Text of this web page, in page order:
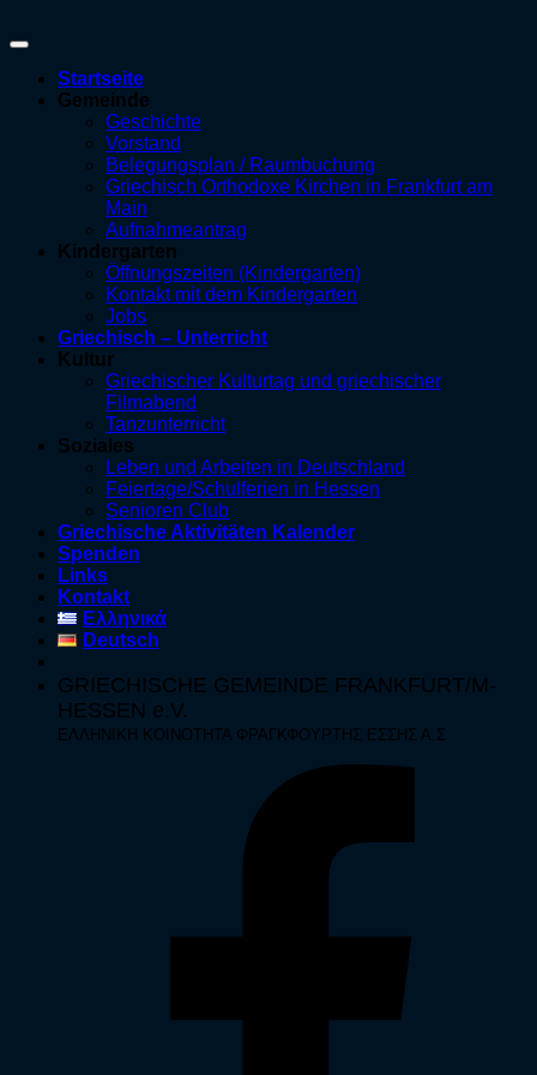
Startseite
Gemeinde
Geschichte
Vorstand
Belegungsplan / Raumbuchung
Griechisch Orthodoxe Kirchen in Frankfurt am
Main
Aufnahmeantrag
Kindergarten
Öffnungszeiten (Kindergarten)
Kontakt mit dem Kindergarten
Jobs
Griechisch – Unterricht
Kultur
Griechischer Kulturtag und griechischer
Filmabend
Tanzunterricht
Soziales
Leben und Arbeiten in Deutschland
Feiertage/Schulferien in Hessen
Senioren Club
Griechische Aktivitäten Kalender
Spenden
Links
Kontakt
Ελληνικά
Deutsch
GRIECHISCHE GEMEINDE FRANKFURT/M-
HESSEN e.V.
ΕΛΛΗΝΙΚΗ ΚΟΙΝΟΤΗΤΑ ΦΡΑΓΚΦΟΥΡΤΗΣ ΕΣΣΗΣ Α.Σ